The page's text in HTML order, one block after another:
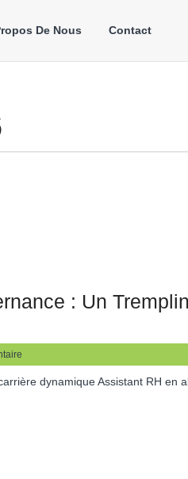
De Nous Contact
: Un